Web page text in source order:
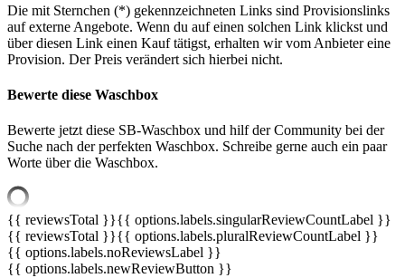
Die mit Sternchen (*) gekennzeichneten Links sind Provisionslinks
auf externe Angebote. Wenn du auf einen solchen Link klickst und
über diesen Link einen Kauf tätigst, erhalten wir vom Anbieter eine
Provision. Der Preis verändert sich hierbei nicht.
Bewerte diese Waschbox
Bewerte jetzt diese SB-Waschbox und hilf der Community bei der
Suche nach der perfekten Waschbox. Schreibe gerne auch ein paar
Worte über die Waschbox.
{{ reviewsTotal }}{{ options.labels.singularReviewCountLabel }}
{{ reviewsTotal }}{{ options.labels.pluralReviewCountLabel }}
{{ options.labels.noReviewsLabel }}
{{ options.labels.newReviewButton }}